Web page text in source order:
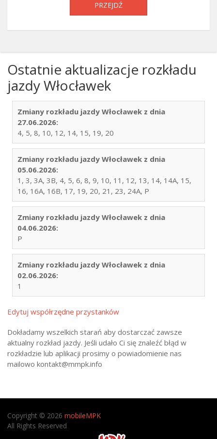
PRZEJDŹ
Ostatnie aktualizacje rozkładu
jazdy Włocławek
Zmiany rozkładu jazdy Włocławek z dnia
27.06.2026:
4, 5, 8, 10, 12, 14, 15, 19, 20
Zmiany rozkładu jazdy Włocławek z dnia
05.06.2026:
1, 3, 3A, 3B, 4, 5, 6, 8, 9, 10, 11, 12, 13, 14, 14A, 15,
16, 16A, 16B, 17, 19, 20, 21, 23, 24A, P
Zmiany rozkładu jazdy Włocławek z dnia
04.06.2026:
P
Zmiany rozkładu jazdy Włocławek z dnia
02.06.2026:
1
Edytuj współrzędne przystanków
Dokładamy wszelkich starań aby dostarczać zawsze
aktualny rozkład jazdy. Jeśli udało Ci się znaleźć błąd w
rozkładzie lub aplikacji prosimy o powiadomienie nas
mailowo kontakt@mmpk.info
Copyright © 2026 mobileMPK
All Rights Reserved